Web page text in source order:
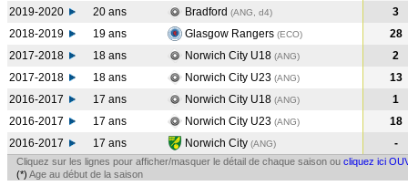
2019-2020
20 ans Bradford (ANG, d4)
3
2018-2019
19 ans Glasgow Rangers (ECO)
28
2017-2018
18 ans Norwich City U18 (ANG)
2
2017-2018
18 ans Norwich City U23 (ANG)
13
2016-2017
17 ans Norwich City U18 (ANG)
1
2016-2017
17 ans Norwich City U23 (ANG)
18
2016-2017
17 ans Norwich City (ANG) -
Cliquez sur les lignes pour afficher/masquer le détail de chaque saison ou cliquez ici
(*) Age au début de la saison